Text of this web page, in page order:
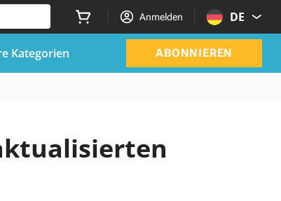
Anmelden DE
Kategorien ABONNIEREN